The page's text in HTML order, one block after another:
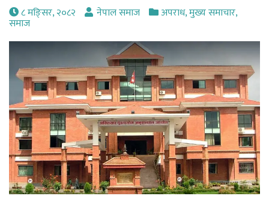
८ मङि्सर, २०८२ नेपाल समाज अपराध,मुख्य समाचार,
समाज